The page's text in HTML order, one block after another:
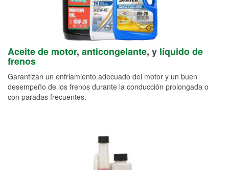
Aceite de motor, anticongelante, y líquido de
frenos
Garantizan un enfriamiento adecuado del motor y un buen
desempeño de los frenos durante la conducción prolongada o
con paradas frecuentes.